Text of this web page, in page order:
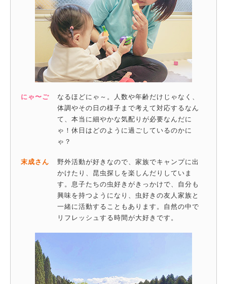
にゃ〜ご
なるほどにゃ～。人数や年齢だけじゃなく、
体調やその日の様子まで考えて対応するなん
て、本当に細やかな気配りが必要なんだに
ゃ！休日はどのように過ごしているのかに
ゃ？
末成さん
野外活動が好きなので、家族でキャンプに出
かけたり、昆虫探しを楽しんだりしていま
す。息子たちの虫好きがきっかけで、自分も
興味を持つようになり、虫好きの友人家族と
一緒に活動することもあります。自然の中で
リフレッシュする時間が大好きです。